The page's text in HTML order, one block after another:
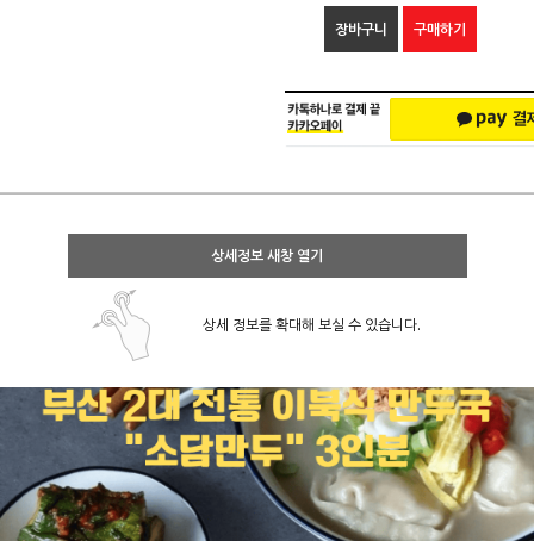
장바구니 구매하기
상세정보 새창 열기
상세 정보를 확대해 보실 수 있습니다.